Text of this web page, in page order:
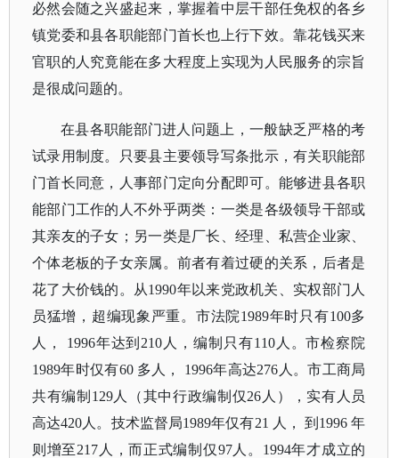
必然会随之兴盛起来，掌握着中层干部任免权的各乡
镇党委和县各职能部门首长也上行下效。靠花钱买来
官职的人究竟能在多大程度上实现为人民服务的宗旨
是很成问题的。
在县各职能部门进人问题上，一般缺乏严格的考
试录用制度。只要县主要领导写条批示，有关职能部
门首长同意，人事部门定向分配即可。能够进县各职
能部门工作的人不外乎两类：一类是各级领导干部或
其亲友的子女；另一类是厂长、经理、私营企业家、
个体老板的子女亲属。前者有着过硬的关系，后者是
花了大价钱的。从1990年以来党政机关、实权部门人
员猛增，超编现象严重。市法院1989年时只有100多
人， 1996年达到210人，编制只有110人。市检察院
1989年时仅有60 多人， 1996年高达276人。市工商局
共有编制129人（其中行政编制仅26人），实有人员
高达420人。技术监督局1989年仅有21 人， 到1996 年
则增至217人，而正式编制仅97人。1994年才成立的